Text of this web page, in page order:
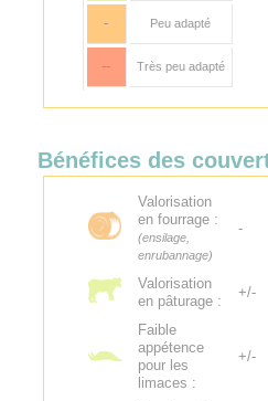
- Peu adapté
-- Très peu adapté
Bénéfices des
Valorisation
en fourrage :
(ensilage,
enrubannage)
-
Valorisation
en pâturage :
+/-
Faible
appétence
pour les
limaces :
+/-